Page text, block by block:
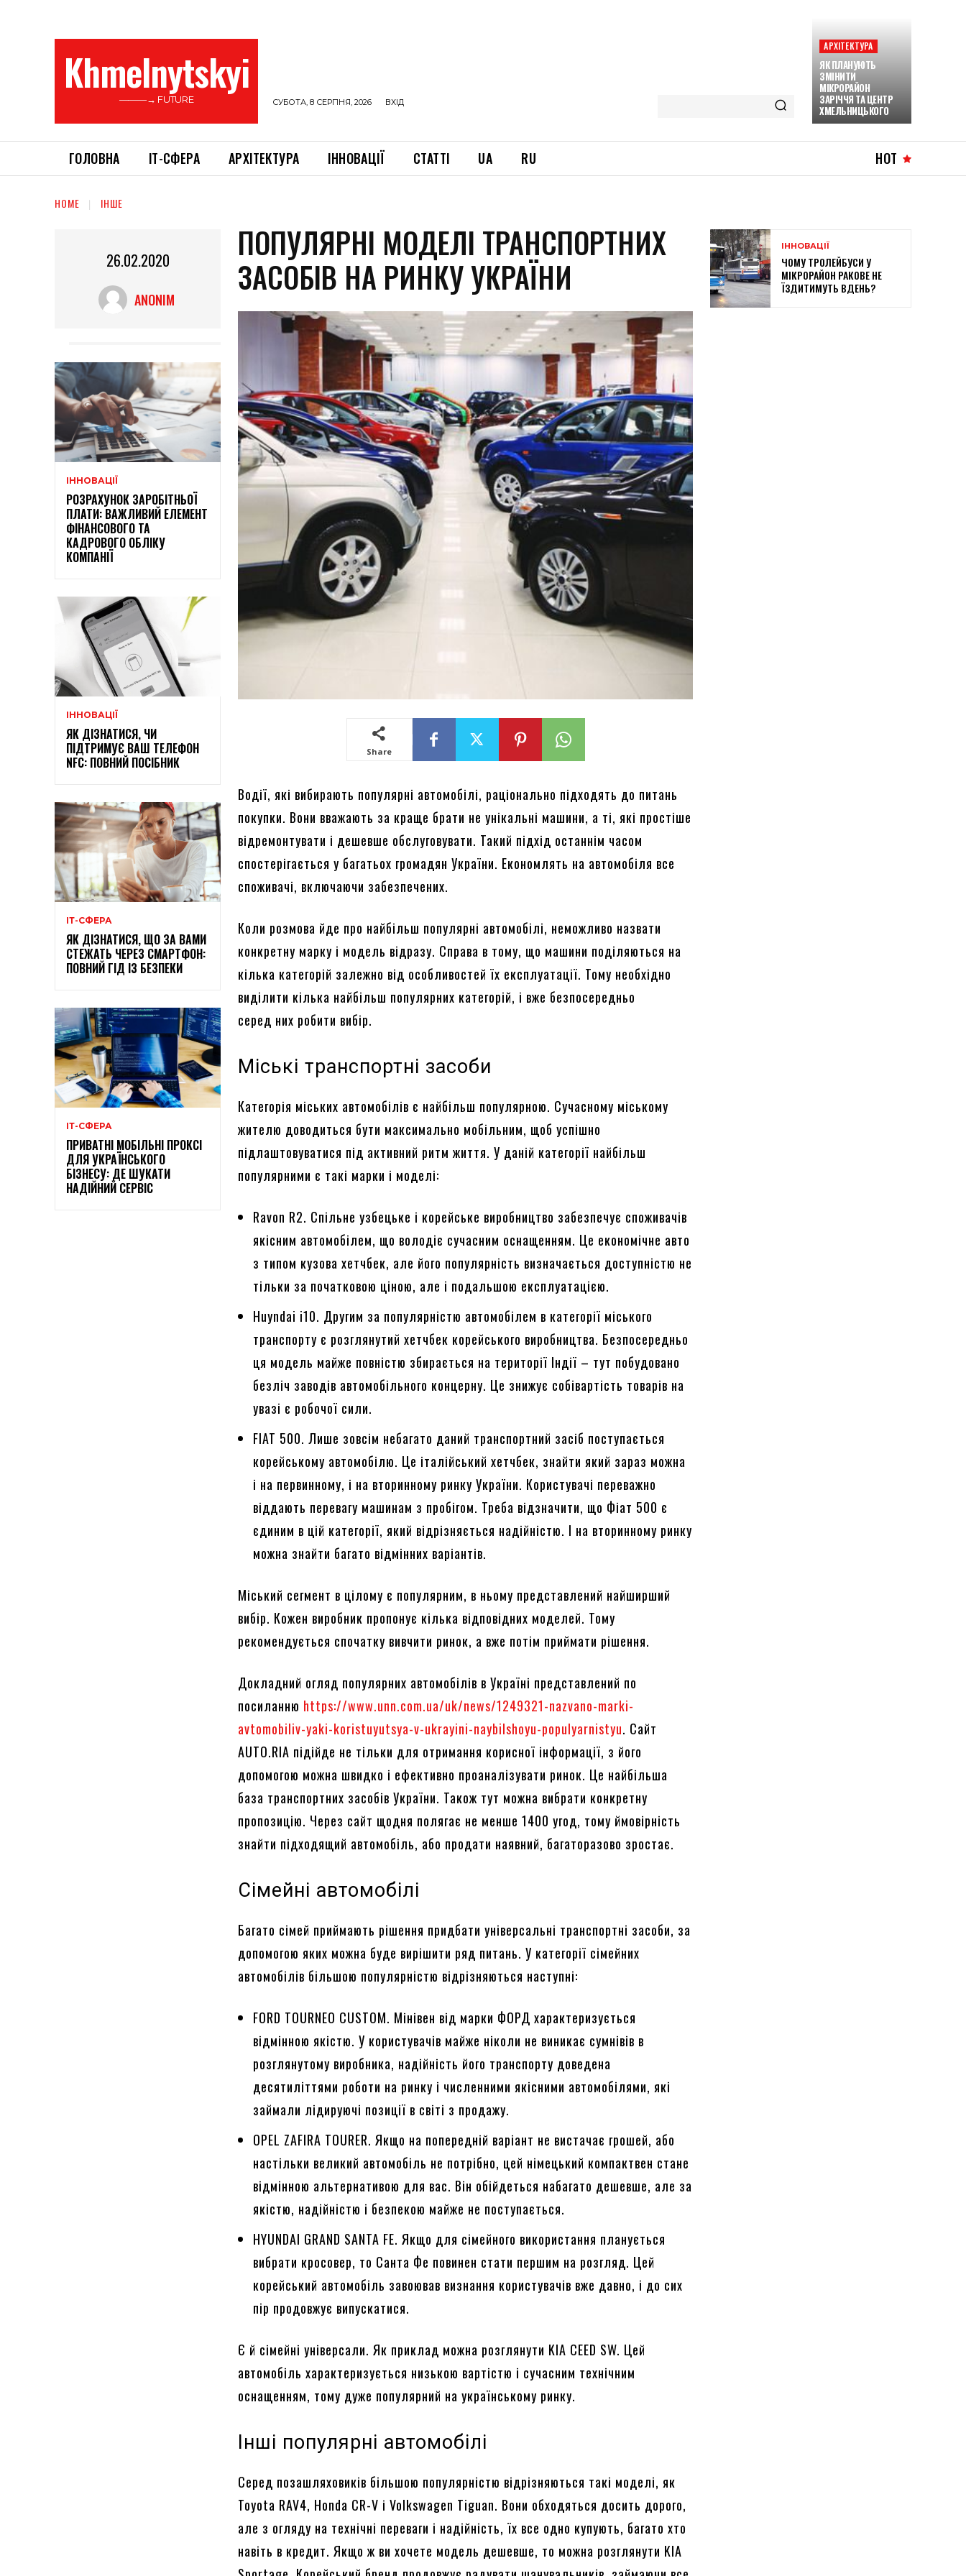
Khmelnytskyi
———→ FUTURE СУБОТА, 8 СЕРПНЯ, 2026 ВХІД
АРХІТЕКТУРА
ЯК ПЛАНУЮТЬ
ЗМІНИТИ
МІКРОРАЙОН
ЗАРІЧЧЯ ТА ЦЕНТР
ХМЕЛЬНИЦЬКОГО
ГОЛОВНА ІТ-СФЕРА АРХІТЕКТУРА ІННОВАЦІЇ СТАТТІ UA RU HOT
HOME ІНШЕ
26.02.2020
ANONIM
ІННОВАЦІЇ
РОЗРАХУНОК ЗАРОБІТНЬОЇ
ПЛАТИ: ВАЖЛИВИЙ ЕЛЕМЕНТ
ФІНАНСОВОГО ТА
КАДРОВОГО ОБЛІКУ
КОМПАНІЇ
ІННОВАЦІЇ
ЯК ДІЗНАТИСЯ, ЧИ
ПІДТРИМУЄ ВАШ ТЕЛЕФОН
NFC: ПОВНИЙ ПОСІБНИК
ІТ-СФЕРА
ЯК ДІЗНАТИСЯ, ЩО ЗА ВАМИ
СТЕЖАТЬ ЧЕРЕЗ СМАРТФОН:
ПОВНИЙ ГІД ІЗ БЕЗПЕКИ
ІТ-СФЕРА
ПРИВАТНІ МОБІЛЬНІ ПРОКСІ
ДЛЯ УКРАЇНСЬКОГО
БІЗНЕСУ: ДЕ ШУКАТИ
НАДІЙНИЙ СЕРВІС
ПОПУЛЯРНІ МОДЕЛІ ТРАНСПОРТНИХ
ЗАСОБІВ НА РИНКУ УКРАЇНИ
Share
Водії, які вибирають популярні автомобілі, раціонально підходять до питань
покупки. Вони вважають за краще брати не унікальні машини, а ті, які простіше
відремонтувати і дешевше обслуговувати. Такий підхід останнім часом
спостерігається у багатьох громадян України. Економлять на автомобіля все
споживачі, включаючи забезпечених.
Коли розмова йде про найбільш популярні автомобілі, неможливо назвати
конкретну марку і модель відразу. Справа в тому, що машини поділяються на
кілька категорій залежно від особливостей їх експлуатації. Тому необхідно
виділити кілька найбільш популярних категорій, і вже безпосередньо
серед них робити вибір.
Міські транспортні засоби
Категорія міських автомобілів є найбільш популярною. Сучасному міському
жителю доводиться бути максимально мобільним, щоб успішно
підлаштовуватися під активний ритм життя. У даній категорії найбільш
популярними є такі марки і моделі:
Ravon R2. Спільне узбецьке і корейське виробництво забезпечує споживачів
якісним автомобілем, що володіє сучасним оснащенням. Це економічне авто
з типом кузова хетчбек, але його популярність визначається доступністю не
тільки за початковою ціною, але і подальшою експлуатацією.
Huyndai i10. Другим за популярністю автомобілем в категорії міського
транспорту є розглянутий хетчбек корейського виробництва. Безпосередньо
ця модель майже повністю збирається на території Індії – тут побудовано
безліч заводів автомобільного концерну. Це знижує собівартість товарів на
увазі є робочої сили.
FIAT 500. Лише зовсім небагато даний транспортний засіб поступається
корейському автомобілю. Це італійський хетчбек, знайти який зараз можна
і на первинному, і на вторинному ринку України. Користувачі переважно
віддають перевагу машинам з пробігом. Треба відзначити, що Фіат 500 є
єдиним в цій категорії, який відрізняється надійністю. І на вторинному ринку
можна знайти багато відмінних варіантів.
Міський сегмент в цілому є популярним, в ньому представлений найширший
вибір. Кожен виробник пропонує кілька відповідних моделей. Тому
рекомендується спочатку вивчити ринок, а вже потім приймати рішення.
Докладний огляд популярних автомобілів в Україні представлений по
посиланню https://www.unn.com.ua/uk/news/1249321-nazvano-marki-
avtomobiliv-yaki-koristuyutsya-v-ukrayini-naybilshoyu-populyarnistyu. Сайт
AUTO.RIA підійде не тільки для отримання корисної інформації, з його
допомогою можна швидко і ефективно проаналізувати ринок. Це найбільша
база транспортних засобів України. Також тут можна вибрати конкретну
пропозицію. Через сайт щодня полягає не менше 1400 угод, тому ймовірність
знайти підходящий автомобіль, або продати наявний, багаторазово зростає.
Сімейні автомобілі
Багато сімей приймають рішення придбати універсальні транспортні засоби, за
допомогою яких можна буде вирішити ряд питань. У категорії сімейних
автомобілів більшою популярністю відрізняються наступні:
FORD TOURNEO CUSTOM. Мінівен від марки ФОРД характеризується
відмінною якістю. У користувачів майже ніколи не виникає сумнівів в
розглянутому виробника, надійність його транспорту доведена
десятиліттями роботи на ринку і численними якісними автомобілями, які
займали лідируючі позиції в світі з продажу.
OPEL ZAFIRA TOURER. Якщо на попередній варіант не вистачає грошей, або
настільки великий автомобіль не потрібно, цей німецький компактвен стане
відмінною альтернативою для вас. Він обійдеться набагато дешевше, але за
якістю, надійністю і безпекою майже не поступається.
HYUNDAI GRAND SANTA FE. Якщо для сімейного використання планується
вибрати кросовер, то Санта Фе повинен стати першим на розгляд. Цей
корейський автомобіль завоював визнання користувачів вже давно, і до сих
пір продовжує випускатися.
Є й сімейні універсали. Як приклад можна розглянути KIA CEED SW. Цей
автомобіль характеризується низькою вартістю і сучасним технічним
оснащенням, тому дуже популярний на українському ринку.
Інші популярні автомобілі
Серед позашляховиків більшою популярністю відрізняються такі моделі, як
Toyota RAV4, Honda CR-V і Volkswagen Tiguan. Вони обходяться досить дорого,
але з огляду на технічні переваги і надійність, їх все одно купують, багато хто
навіть в кредит. Якщо ж ви хочете модель дешевше, то можна розглянути KIA
ІННОВАЦІЇ
ЧОМУ ТРОЛЕЙБУСИ У
МІКРОРАЙОН РАКОВЕ НЕ
ЇЗДИТИМУТЬ ВДЕНЬ?